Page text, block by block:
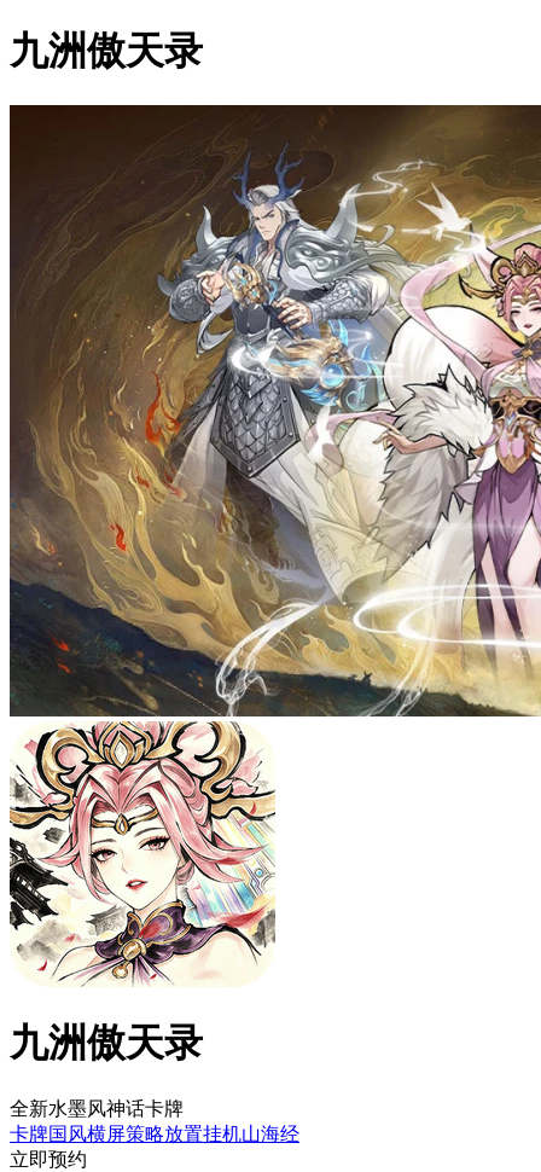
九洲傲天录
九洲傲天录
全新水墨风神话卡牌
卡牌国风横屏策略放置挂机山海经
立即预约